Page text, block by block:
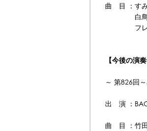
曲 目 ：す
白鳥
フレン
【今後の演奏
～ 第826回
出 演 ：
曲 目 ：竹